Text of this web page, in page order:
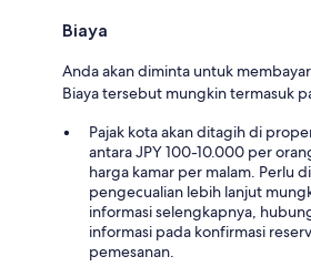
Biaya
Anda akan diminta untuk
Biaya tersebut mungkin termasuk
Pajak kota akan ditagih di
antara JPY 100-10.000 per
harga kamar per malam. Perlu
pengecualian lebih lanjut
informasi selengkapnya,
informasi pada konfirmasi
pemesanan.